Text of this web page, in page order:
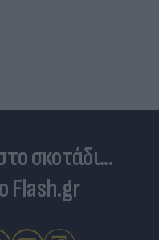
σκοτάδι...
Flash.gr